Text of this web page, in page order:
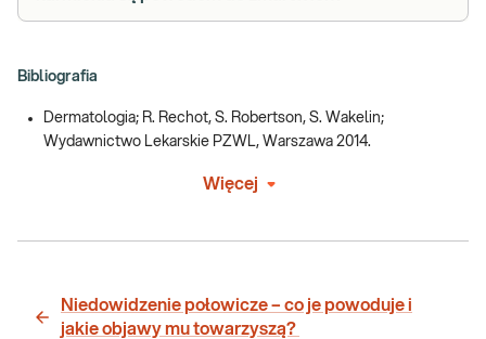
Bibliografia
Dermatologia; R. Rechot, S. Robertson, S. Wakelin;
Wydawnictwo Lekarskie PZWL, Warszawa 2014.
Więcej
Niedowidzenie połowicze – co je powoduje i
jakie objawy mu towarzyszą?